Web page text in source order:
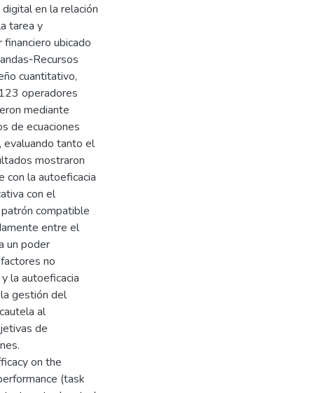
en la relación
tarea y
ubicado
cuantitativo,
operadores
mediante
de ecuaciones
evaluando tanto el
mostraron
con la autoeficacia
con el
compatible
entre el
un poder
no
la autoeficacia
gestión del
al
de
on the
(task